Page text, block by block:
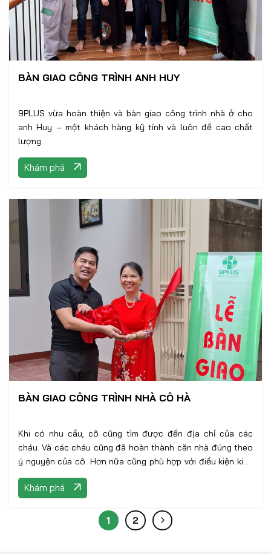
BÀN GIAO CÔNG TRÌNH ANH HUY
9PLUS vừa hoàn thiện và bàn giao công trình nhà ở cho
anh Huy – một khách hàng kỹ tính và luôn đề cao chất
lượng.
Khám phá
BÀN GIAO CÔNG TRÌNH NHÀ CÔ HÀ
Khi có nhu cầu, cô cũng tìm được đến địa chỉ của các
cháu. Và các cháu cũng đã hoàn thành căn nhà đúng theo
ý nguyện của cô. Hơn nữa cũng phù hợp với điều kiện kinh
Khám phá
1 2